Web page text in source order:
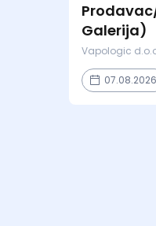
Galerija)
Vapologic